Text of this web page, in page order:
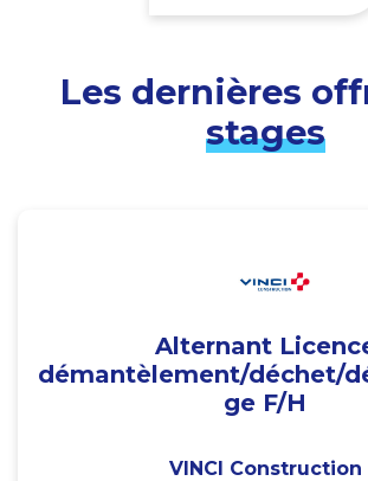
Les dernières
stages
Alternant
démantèlement/déchet/
ge F/H
VINCI Construction